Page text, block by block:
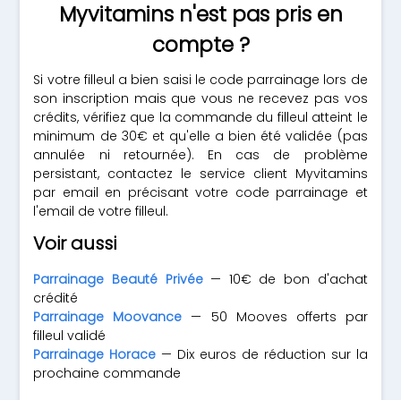
Myvitamins n'est pas pris en
compte ?
Si votre filleul a bien saisi le code parrainage lors de
son inscription mais que vous ne recevez pas vos
crédits, vérifiez que la commande du filleul atteint le
minimum de 30€ et qu'elle a bien été validée (pas
annulée ni retournée). En cas de problème
persistant, contactez le service client Myvitamins
par email en précisant votre code parrainage et
l'email de votre filleul.
Voir aussi
Parrainage Beauté Privée— 10€ de bon d'achat
crédité
Parrainage Moovance — 50 Mooves offerts par
filleul validé
Parrainage Horace — Dix euros de réduction sur la
prochaine commande